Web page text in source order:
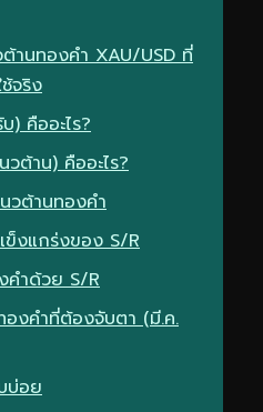
านทองคำ XAU/USD ที่
จริง
) คืออะไร?
ต้าน) คืออะไร?
วต้านทองคำ
ข็งแกร่งของ S/R
คำด้วย S/R
องคำที่ต้องจับตา (มี.ค.
บ่อย